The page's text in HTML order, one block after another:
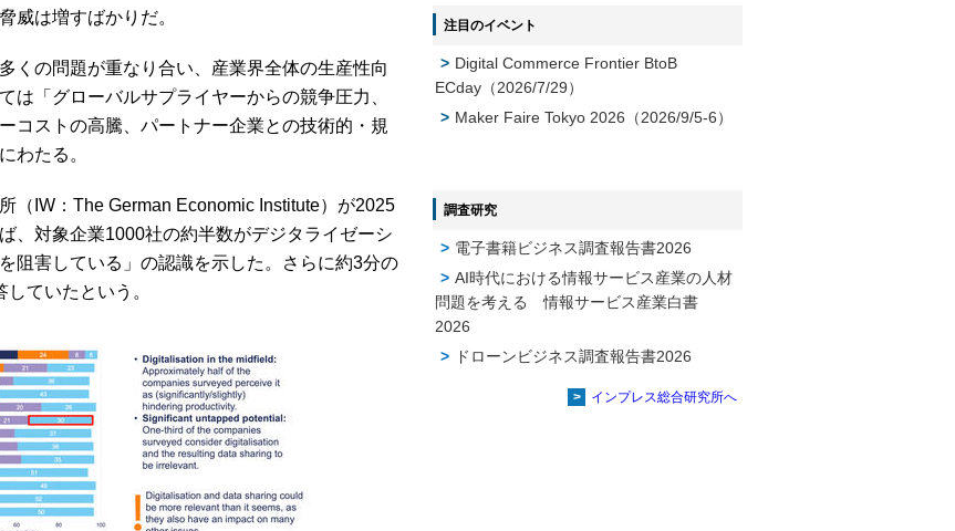
威は増すばかりだ。
くの問題が重なり合い、産業界全体の生産性向
は「グローバルサプライヤーからの競争圧力、
コストの高騰、パートナー企業との技術的・規
わたる。
（IW：The German Economic Institute）が2025
、対象企業1000社の約半数がデジタライゼーシ
阻害している」の認識を示した。さらに約3分の
ていたという。
注目のイベント
Digital Commerce Frontier BtoB
ECday（2026/7/29）
Maker Faire Tokyo 2026（2026/9/5-6）
調査研究
電子書籍ビジネス調査報告書2026
AI時代における情報サービス産業の⼈材
問題を考える 情報サービス産業⽩書
2026
ドローンビジネス調査報告書2026
インプレス総合研究所へ